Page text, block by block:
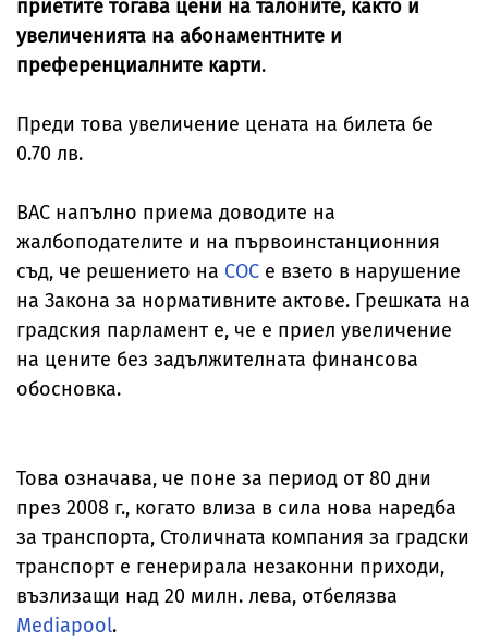
приетите тогава цени на талоните, както и
увеличенията на абонаментните и
преференциалните карти.
Преди това увеличение цената на билета бе
0.70 лв.
ВАС напълно приема доводите на
жалбоподателите и на първоинстанционния
съд, че решението на СОС е взето в нарушение
на Закона за нормативните актове. Грешката на
градския парламент е, че е приел увеличение
на цените без задължителната финансова
обосновка.
Това означава, че поне за период от 80 дни
през 2008 г., когато влиза в сила нова наредба
за транспорта, Столичната компания за градски
транспорт е генерирала незаконни приходи,
възлизащи над 20 милн. лева, отбелязва
Mediapool.